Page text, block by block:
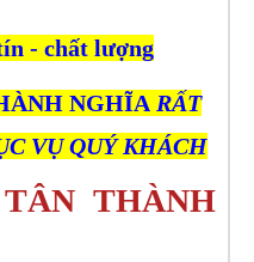
- chất lượng
NGHĨARẤT
VỤ QUÝ KHÁCH
THÀNH